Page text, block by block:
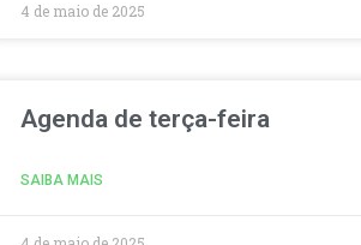
4 de maio de 2025
Agenda de terça-feira
SAIBA MAIS